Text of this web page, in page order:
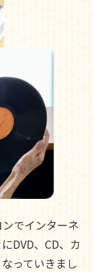
でインターネ
DVD、CD、カ
っていきまし